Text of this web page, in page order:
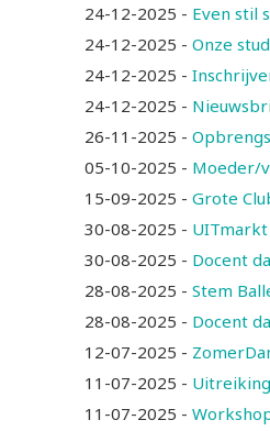
24-12-2025 - Even stil
24-12-2025 - Onze
24-12-2025 -
24-12-2025 -
26-11-2025 -
05-10-2025 - Moeder/
15-09-2025 - Grote
30-08-2025 - UITmarkt
30-08-2025 - Docent
28-08-2025 - Stem
28-08-2025 - Docent
12-07-2025 -
11-07-2025 -
11-07-2025 -